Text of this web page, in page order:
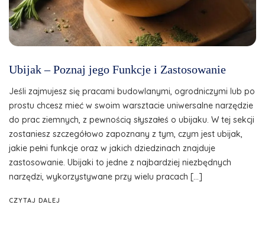
Ubijak – Poznaj jego Funkcje i Zastosowanie
Jeśli zajmujesz się pracami budowlanymi, ogrodniczymi lub po
prostu chcesz mieć w swoim warsztacie uniwersalne narzędzie
do prac ziemnych, z pewnością słyszałeś o ubijaku. W tej sekcji
zostaniesz szczegółowo zapoznany z tym, czym jest ubijak,
jakie pełni funkcje oraz w jakich dziedzinach znajduje
zastosowanie. Ubijaki to jedne z najbardziej niezbędnych
narzędzi, wykorzystywane przy wielu pracach […]
CZYTAJ DALEJ